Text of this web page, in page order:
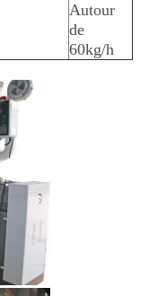
Autour
de
60kg/h